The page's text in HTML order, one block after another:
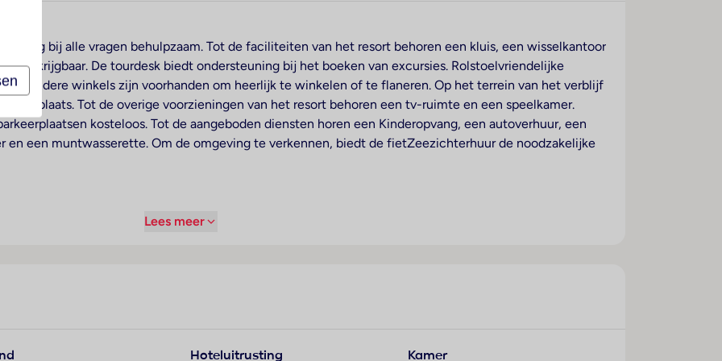
graag bij alle vragen behulpzaam. Tot de faciliteiten van het resort behoren een kluis, een wisselkantoor
verkrijgbaar. De tourdesk biedt ondersteuning bij het boeken van excursies. Rolstoelvriendelijke
en andere winkels zijn voorhanden om heerlijk te winkelen of te flaneren. Op het terrein van het verblijf
speelplaats. Tot de overige voorzieningen van het resort behoren een tv-ruimte en een speelkamer.
kosteloos. Tot de aangeboden diensten horen een Kinderopvang, een autoverhuur, een
en een muntwasserette. Om de omgeving te verkennen, biedt de fietZeezichterhuur de noodzakelijke
en een badkamer, voor een aangenaam luchtklimaat zorgt airconditioning. Op het balkon of terras
In de badkamer – uitgerust met een douche – vinden de gasten een föhn. Voor extra
Lees meer
Hoteluitrusting Kamer